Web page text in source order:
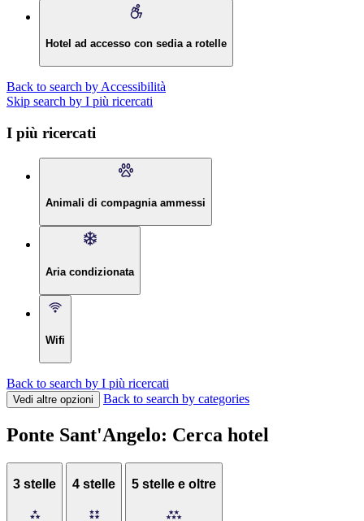
Hotel ad accesso con sedia a rotelle
Back to search by Accessibilità
Skip search by I più ricercati
I più ricercati
Animali di compagnia ammessi
Aria condizionata
Wifi
Back to search by I più ricercati
Vedi altre opzioni Back to search by categories
Ponte Sant'Angelo: Cerca hotel
3 stelle 4 stelle 5 stelle e oltre